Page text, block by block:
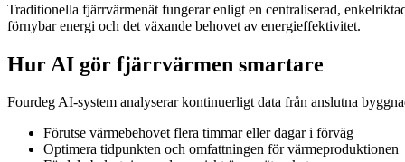
Traditionella fjärrvärmenät fungerar enligt en centraliserad,
förnybar energi och det växande behovet av energieffektivitet.
Hur AI gör fjärrvärmen smartare
Fourdeg AI-system analyserar kontinuerligt data från anslutna
Förutse värmebehovet flera timmar eller dagar i förväg
Optimera tidpunkten och omfattningen för värmeproduktionen